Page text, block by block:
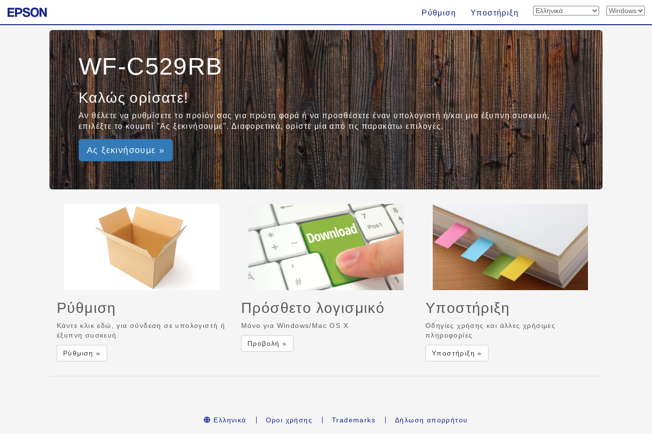
Ρύθμιση Υποστήριξη
WF-C529RB
Καλώς ορίσατε!
Αν θέλετε να ρυθμίσετε το προϊόν σας για πρώτη φορά ή να προσθέσετε έναν υπολογιστή ή/και μια έξυπνη συσκευή,
επιλέξτε το κουμπί "Ας ξεκινήσουμε". Διαφορετικά, ορίστε μία από τις παρακάτω επιλογές.
Ας ξεκινήσουμε »
Ρύθμιση
Κάντε κλικ εδώ, για σύνδεση σε υπολογιστή ή
έξυπνη συσκευή.
Ρύθμιση »
Πρόσθετο λογισμικό
Μόνο για Windows/Mac OS X
Προβολή »
Υποστήριξη
Οδηγίες χρήσης και άλλες χρήσιμες
πληροφορίες
Υποστήριξη »
Ελληνικά Οροι χρήσης Trademarks Δήλωση απορρήτου